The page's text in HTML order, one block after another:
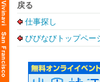
戻る
仕事探し
びびなびトップペー